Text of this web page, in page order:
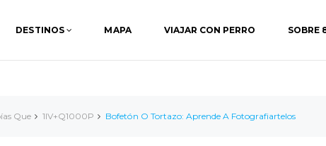
DESTINOS MAPA VIAJAR CON PERRO SOBRE
Que 1IV+Q1000P Bofetón O Tortazo: Aprende A Fotografiartelos